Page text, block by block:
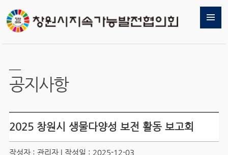
공지사항
2025 창원시 생물다양성 보전 활동 보고회
작성자 : 관리자 | 작성일 : 2025-12-03